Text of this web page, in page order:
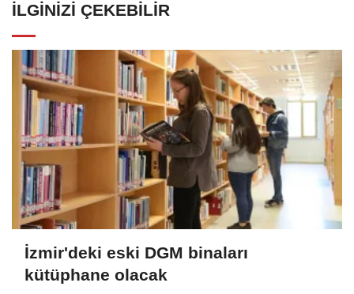
İLGINIZI ÇEKEBILIR
İzmir'deki eski DGM binaları
kütüphane olacak